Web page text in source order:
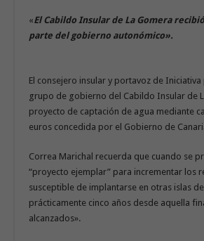
«El Cabildo Insular de La Gomera
parte del gobierno autonómico».
El consejero insular y portavoz de
grupo de gobierno del Cabildo Insular de
proyecto de captación de agua mediante
euros concedida por el Gobierno de
Correa Marichal recuerda que cuando se
“proyecto ejemplar” para incrementar los
susceptible de implantarse en otras islas
prácticamente cinco años desde aquella
alcanzados».